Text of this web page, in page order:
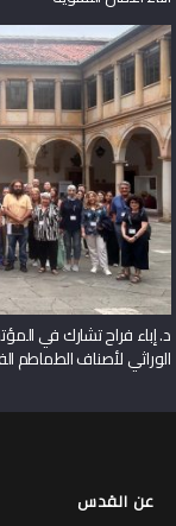
الوراثي لأصناف الطماطم
عن القدس